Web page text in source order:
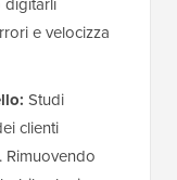
e velocizza
Studi
clienti